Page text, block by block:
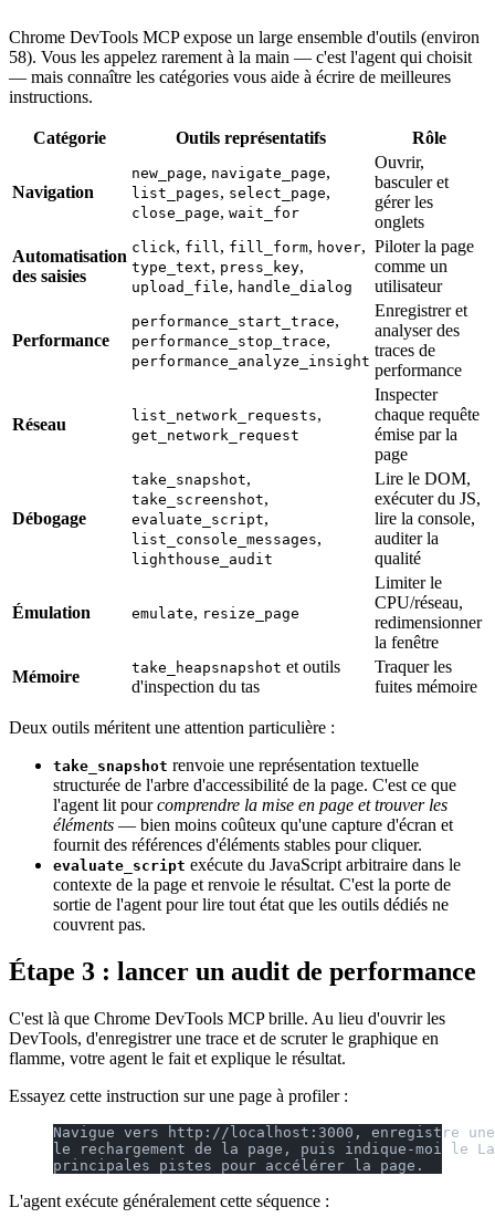
Chrome DevTools MCP expose un large ensemble d'outils (environ
58). Vous les appelez rarement à la main — c'est l'agent qui choisit
— mais connaître les catégories vous aide à écrire de meilleures
instructions.
Catégorie Outils représentatifs Rôle
Navigation
new_page, navigate_page,
list_pages, select_page,
close_page, wait_for
Ouvrir,
basculer et
gérer les
onglets
Automatisation
des saisies
click, fill, fill_form, hover,
type_text, press_key,
upload_file, handle_dialog
Piloter la page
comme un
utilisateur
Performance
performance_start_trace,
performance_stop_trace,
performance_analyze_insight
Enregistrer et
analyser des
traces de
performance
Réseau list_network_requests,
get_network_request
Inspecter
chaque requête
émise par la
page
Débogage
take_snapshot,
take_screenshot,
evaluate_script,
list_console_messages,
lighthouse_audit
Lire le DOM,
exécuter du JS,
lire la console,
auditer la
qualité
Émulation emulate, resize_page
Limiter le
CPU/réseau,
redimensionner
la fenêtre
Mémoire
take_heapsnapshot et outils
d'inspection du tas
Traquer les
fuites mémoire
Deux outils méritent une attention particulière :
take_snapshot renvoie une représentation textuelle
structurée de l'arbre d'accessibilité de la page. C'est ce que
l'agent lit pourcomprendre la mise en page et trouver les
éléments — bien moins coûteux qu'une capture d'écran et
fournit des références d'éléments stables pour cliquer.
evaluate_script exécute du JavaScript arbitraire dans le
contexte de la page et renvoie le résultat. C'est la porte de
sortie de l'agent pour lire tout état que les outils dédiés ne
couvrent pas.
Étape 3 : lancer un audit de performance
C'est là que Chrome DevTools MCP brille. Au lieu d'ouvrir les
DevTools, d'enregistrer une trace et de scruter le graphique en
flamme, votre agent le fait et explique le résultat.
Essayez cette instruction sur une page à profiler :
Navigue vers http://localhost:3000, enregistre une
le rechargement de la page, puis indique-moi le
principales pistes pour accélérer la page.
L'agent exécute généralement cette séquence :